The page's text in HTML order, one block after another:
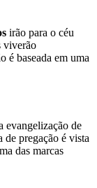
irão para o céu
viverão
é baseada em uma
evangelização de
de pregação é vista
das marcas